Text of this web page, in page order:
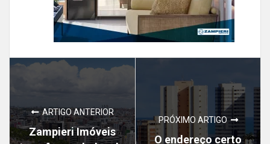
ARTIGO ANTERIOR
Zampieri Imóveis
PRÓXIMO ARTIGO
O endereço certo